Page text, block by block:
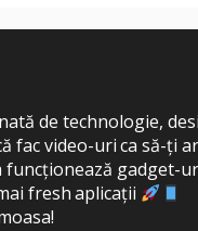
de technologie,
fac video-uri ca să-ți
funcționează gadget-
fresh aplicații